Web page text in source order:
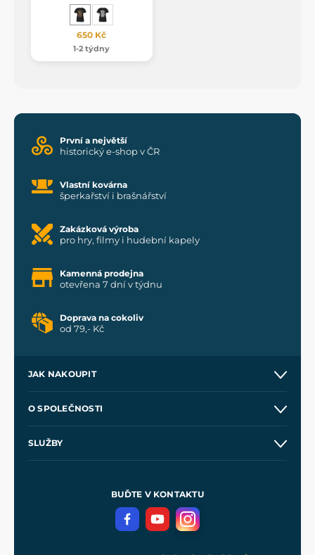
650 Kč
1-2 týdny
První a největší
historický e-shop v ČR
Vlastní kovárna
šperkařství i brašnářství
Zakázková výroba
pro hry, filmy i hudební kapely
Kamenná prodejna
otevřena 7 dní v týdnu
Doprava na cokoliv
od 79,- Kč
JAK NAKOUPIT
Velkoobchod
O SPOLEČNOSTI
SLUŽBY
Meče pro Kingdom Come
BUĎTE V KONTAKTU